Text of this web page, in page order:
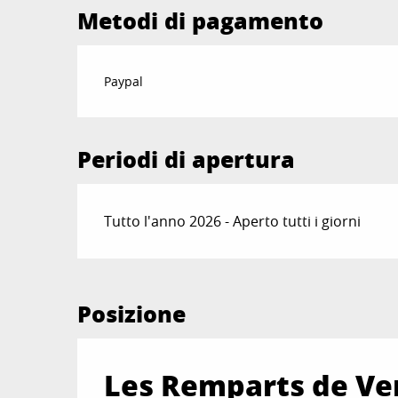
Metodi di pagamento
Paypal
Periodi di apertura
Tutto l'anno 2026 - Aperto tutti i giorni
Posizione
Les Remparts de